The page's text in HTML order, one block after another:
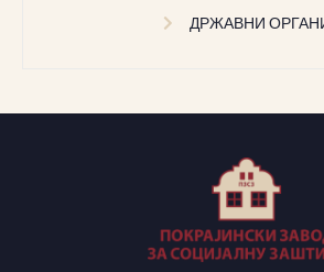
ДРЖАВНИ